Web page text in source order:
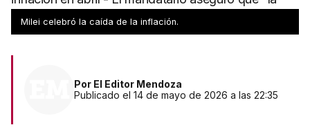
lucha no está terminada"
Milei celebró la caída de la inflación.
Por El Editor Mendoza
Publicado el 14 de mayo de 2026 a las 22:35